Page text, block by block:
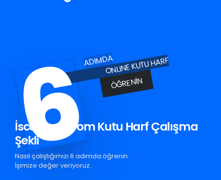
6ADIMDAONLINE KUTU HARF
ÖĞRENIN
İscehisar Krom Kutu Harf Çalışma
Şekli
Nasıl çalıştığımızı 6 adımda öğrenin.
İşimize değer veriyoruz.